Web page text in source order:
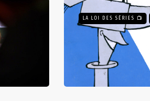
LA LOI DES SÉRIES 📺